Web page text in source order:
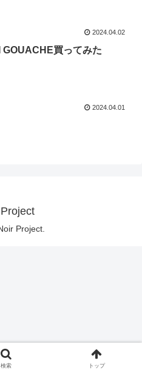
2024.04.02
GOUACHE買ってみた
2024.04.01
Project.
検索 トップ